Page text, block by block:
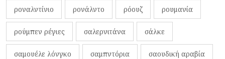
ροναλντίνιο ρονάλντο ρόουζ ρουμανία
ρούμπεν ρέγιες σαλερνιτάνα σάλκε
σαμουέλε λόνγκο σαμπντόρια σαουδική αραβία